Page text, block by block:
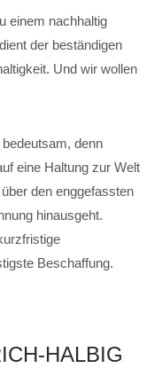
einem nachhaltig
der beständigen
Und wir wollen
denn
eine Haltung zur Welt
den enggefassten
hinausgeht.
Beschaffung.
HALBIG